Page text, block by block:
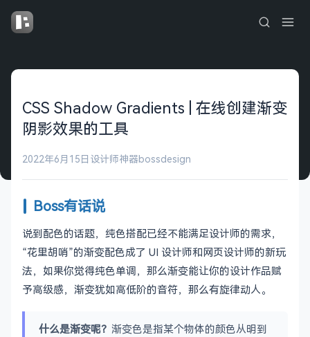
CSS Shadow Gradients | 在线创建渐变
阴影效果的工具
2022年6月15日 设计师神器bossdesign
Boss有话说
说到配色的话题，纯色搭配已经不能满足设计师的需求，
“花里胡哨”的渐变配色成了 UI 设计师和网页设计师的新玩
法，如果你觉得纯色单调，那么渐变能让你的设计作品赋
予高级感，渐变犹如高低阶的音符，那么有旋律动人。
什么是渐变呢？ 渐变色是指某个物体的颜色从明到